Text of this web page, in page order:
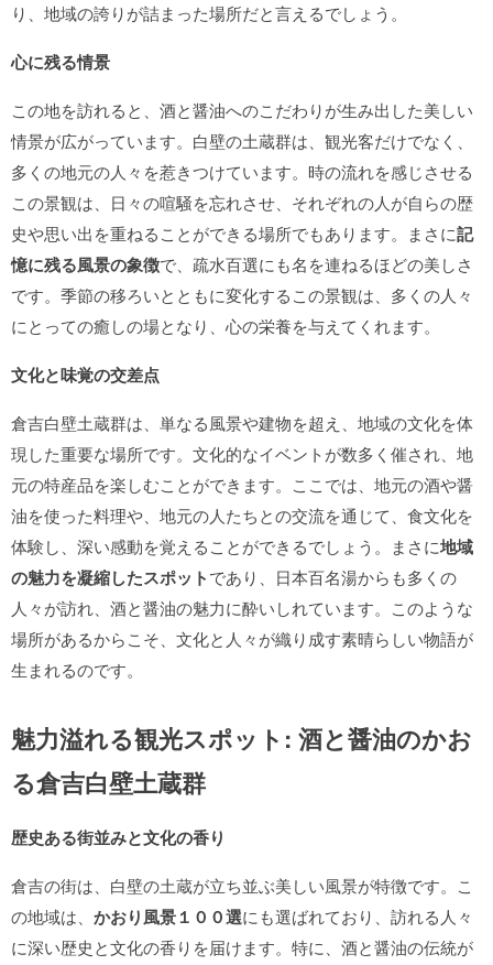
り、地域の誇りが詰まった場所だと言えるでしょう。
心に残る情景
この地を訪れると、酒と醤油へのこだわりが生み出した美しい
情景が広がっています。白壁の土蔵群は、観光客だけでなく、
多くの地元の人々を惹きつけています。時の流れを感じさせる
この景観は、日々の喧騒を忘れさせ、それぞれの人が自らの歴
史や思い出を重ねることができる場所でもあります。まさに記
憶に残る風景の象徴で、疏水百選にも名を連ねるほどの美しさ
です。季節の移ろいとともに変化するこの景観は、多くの人々
にとっての癒しの場となり、心の栄養を与えてくれます。
文化と味覚の交差点
倉吉白壁土蔵群は、単なる風景や建物を超え、地域の文化を体
現した重要な場所です。文化的なイベントが数多く催され、地
元の特産品を楽しむことができます。ここでは、地元の酒や醤
油を使った料理や、地元の人たちとの交流を通じて、食文化を
体験し、深い感動を覚えることができるでしょう。まさに地域
の魅力を凝縮したスポットであり、日本百名湯からも多くの
人々が訪れ、酒と醤油の魅力に酔いしれています。このような
場所があるからこそ、文化と人々が織り成す素晴らしい物語が
生まれるのです。
魅力溢れる観光スポット: 酒と醤油のかお
る倉吉白壁土蔵群
歴史ある街並みと文化の香り
倉吉の街は、白壁の土蔵が立ち並ぶ美しい風景が特徴です。こ
の地域は、 かおり風景１００選にも選ばれており、訪れる人々
に深い歴史と文化の香りを届けます。特に、酒と醤油の伝統が